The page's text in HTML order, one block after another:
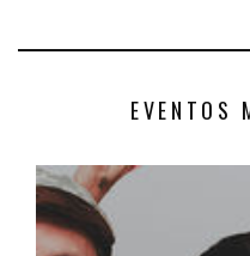
EVENTOS